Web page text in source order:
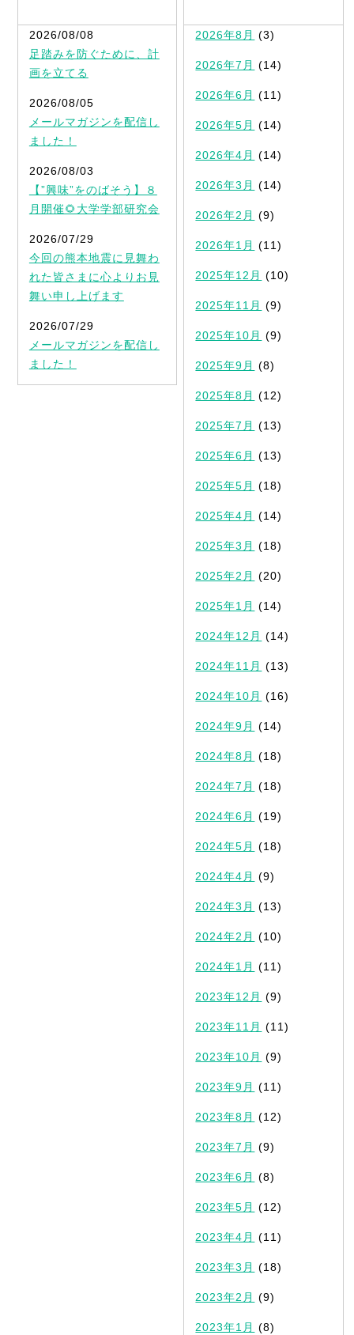
2026/08/08
足踏みを防ぐために、計
画を立てる
2026/08/05
メールマガジンを配信し
ました！
2026/08/03
【”興味”をのばそう】８
月開催🌻大学学部研究会
2026/07/29
今回の熊本地震に見舞わ
れた皆さまに心よりお見
舞い申し上げます
2026/07/29
メールマガジンを配信し
ました！
2026年8月 (3)
2026年7月 (14)
2026年6月 (11)
2026年5月 (14)
2026年4月 (14)
2026年3月 (14)
2026年2月 (9)
2026年1月 (11)
2025年12月 (10)
2025年11月 (9)
2025年10月 (9)
2025年9月 (8)
2025年8月 (12)
2025年7月 (13)
2025年6月 (13)
2025年5月 (18)
2025年4月 (14)
2025年3月 (18)
2025年2月 (20)
2025年1月 (14)
2024年12月 (14)
2024年11月 (13)
2024年10月 (16)
2024年9月 (14)
2024年8月 (18)
2024年7月 (18)
2024年6月 (19)
2024年5月 (18)
2024年4月 (9)
2024年3月 (13)
2024年2月 (10)
2024年1月 (11)
2023年12月 (9)
2023年11月 (11)
2023年10月 (9)
2023年9月 (11)
2023年8月 (12)
2023年7月 (9)
2023年6月 (8)
2023年5月 (12)
2023年4月 (11)
2023年3月 (18)
2023年2月 (9)
2023年1月 (8)